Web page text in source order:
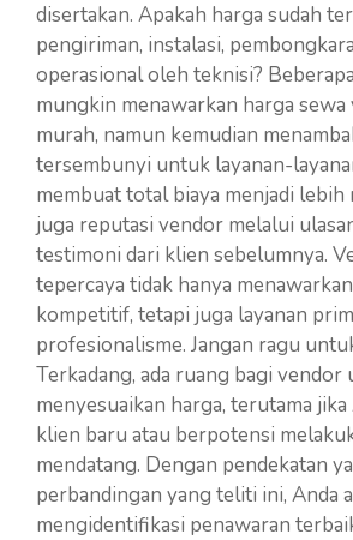
disertakan. Apakah harga sudah
pengiriman, instalasi,
operasional oleh teknisi?
mungkin menawarkan harga sewa
murah, namun kemudian
tersembunyi untuk layanan-
membuat total biaya menjadi lebih
juga reputasi vendor melalui
testimoni dari klien sebelumnya.
tepercaya tidak hanya
kompetitif, tetapi juga layanan
profesionalisme. Jangan ragu
Terkadang, ada ruang bagi vendor
menyesuaikan harga, terutama jika
klien baru atau berpotensi
mendatang. Dengan pendekatan
perbandingan yang teliti ini, Anda
mengidentifikasi penawaran